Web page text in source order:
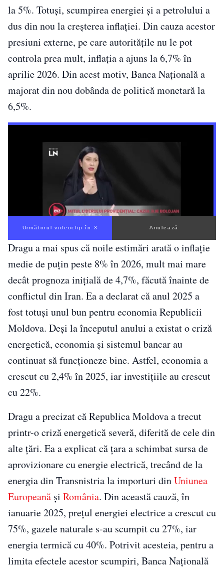
la 5%. Totuși, scumpirea energiei și a petrolului a
dus din nou la creșterea inflației. Din cauza acestor
presiuni externe, pe care autoritățile nu le pot
controla prea mult, inflația a ajuns la 6,7% în
aprilie 2026. Din acest motiv, Banca Națională a
majorat din nou dobânda de politică monetară la
6,5%.
Următorul videoclip în 2 Anulează
Dragu a mai spus că noile estimări arată o inflație
medie de puțin peste 8% în 2026, mult mai mare
decât prognoza inițială de 4,7%, făcută înainte de
conflictul din Iran. Ea a declarat că anul 2025 a
fost totuși unul bun pentru economia Republicii
Moldova. Deși la începutul anului a existat o criză
energetică, economia și sistemul bancar au
continuat să funcționeze bine. Astfel, economia a
crescut cu 2,4% în 2025, iar investițiile au crescut
cu 22%.
Dragu a precizat că Republica Moldova a trecut
printr-o criză energetică severă, diferită de cele din
alte țări. Ea a explicat că țara a schimbat sursa de
aprovizionare cu energie electrică, trecând de la
energia din Transnistria la importuri dinUniunea
Europeană și România. Din această cauză, în
ianuarie 2025, prețul energiei electrice a crescut cu
75%, gazele naturale s-au scumpit cu 27%, iar
energia termică cu 40%. Potrivit acesteia, pentru a
limita efectele acestor scumpiri, Banca Națională